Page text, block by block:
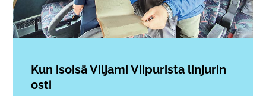
Kun isoisä Viljami Viipurista linjurin
osti